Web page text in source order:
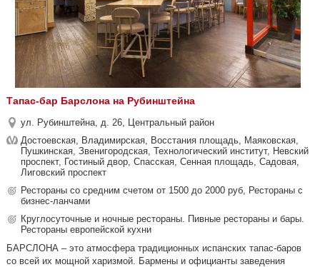
Тапас-бар Барслона на Рубинштейна
ул. Рубинштейна, д. 26, Центральный район
Достоевская, Владимирская, Восстания площадь, Маяковская,
Пушкинская, Звенигородская, Технологический институт, Невский
проспект, Гостиный двор, Спасская, Сенная площадь, Садовая,
Лиговский проспект
Рестораны со средним счетом от 1500 до 2000 руб, Рестораны с
бизнес-ланчами
Круглосуточные и ночные рестораны. Пивные рестораны и бары.
Рестораны европейской кухни
БАРСЛОНА – это атмосфера традиционных испанских тапас-баров
со всей их мощной харизмой. Бармены и официанты заведения